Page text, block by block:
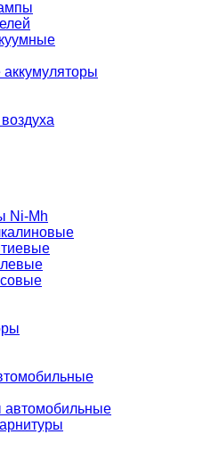
Ni-Mh
автомобильные